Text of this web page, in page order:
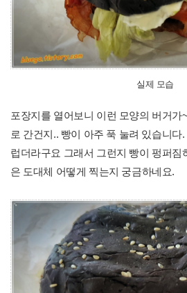
실제 모습
포장지를 열어보니 이런 모양의 버거가
로 간건지.. 빵이 아주 푹 눌려 있습니다
럽더라구요 그래서 그런지 빵이 펑퍼짐
은 도대체 어떻게 찍는지 궁금하네요.